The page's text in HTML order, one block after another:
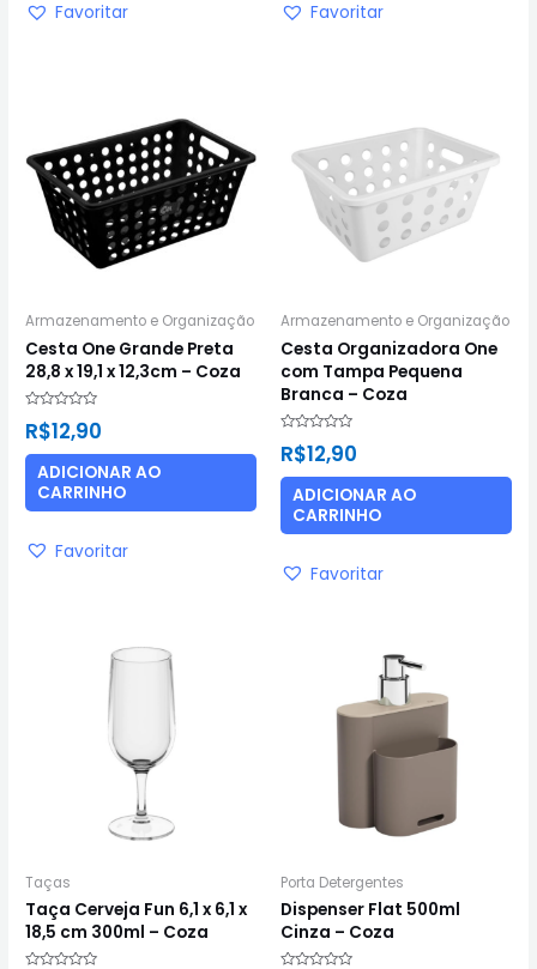
Favoritar Favoritar
Armazenamento e Organização
Cesta One Grande Preta
28,8 x 19,1 x 12,3cm – Coza
Avaliação
0
5
R$12,90
ADICIONAR AO
CARRINHO
Favoritar
Armazenamento e Organização
Cesta Organizadora One
com Tampa Pequena
Branca – Coza
Avaliação
0
5
R$12,90
ADICIONAR AO
CARRINHO
Favoritar
Taças
Taça Cerveja Fun 6,1 x 6,1 x
18,5 cm 300ml – Coza
Porta Detergentes
Dispenser Flat 500ml
Cinza – Coza